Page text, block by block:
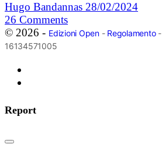
Hugo Bandannas 28/02/2024
26 Comments
© 2026 - Edizioni Open- Regolamento-
16134571005
Report